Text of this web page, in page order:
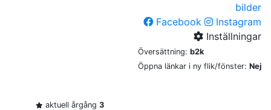
bilder
Facebook
Instagram
Inställningar
Översättning: b2k
Öppna länkar i ny flik/fönster: Nej
aktuell årgång 3